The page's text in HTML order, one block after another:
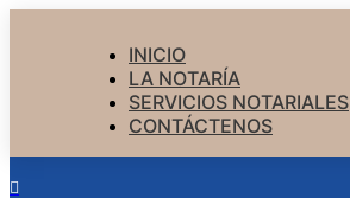
INICIO
LA NOTARÍA
SERVICIOS NOTARIALES
CONTÁCTENOS
